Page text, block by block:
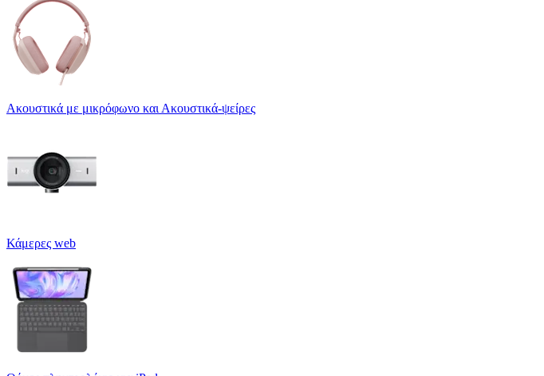
Ακουστικά με μικρόφωνο και Ακουστικά-ψείρες
Κάμερες web